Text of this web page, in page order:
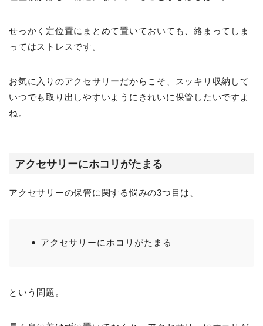
せっかく定位置にまとめて置いておいても、絡まってしま
ってはストレスです。
お気に入りのアクセサリーだからこそ、スッキリ収納して
いつでも取り出しやすいようにきれいに保管したいですよ
ね。
アクセサリーにホコリがたまる
アクセサリーの保管に関する悩みの3つ目は、
アクセサリーにホコリがたまる
という問題。